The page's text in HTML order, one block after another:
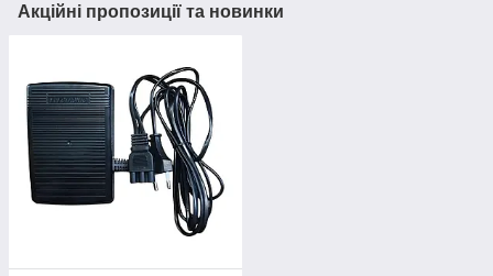
Акційні пропозиції та новинки